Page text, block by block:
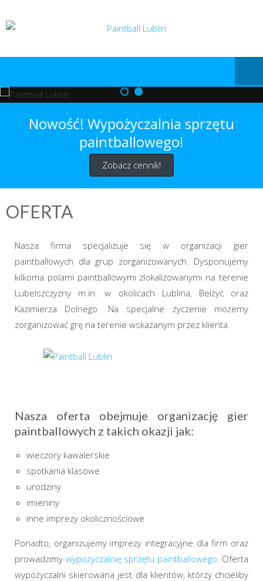
Nowość! Wypożyczalnia sprzętu
paintballowego!
Zobacz cennik!
OFERTA
Nasza firma specjalizuje się w organizacji gier
paintballowych dla grup zorganizowanych. Dysponujemy
kilkoma polami paintballowymi zlokalizowanymi na terenie
Lubelszczyzny m.in. w okolicach Lublina, Bełżyc oraz
Kazimierza Dolnego. Na specjalne życzenie możemy
zorganizować grę na terenie wskazanym przez klienta.
Nasza oferta obejmuje organizację gier
paintballowych z takich okazji jak:
wieczory kawalerskie
spotkania klasowe
urodziny
imieniny
inne imprezy okolicznościowe
Ponadto, organizujemy imprezy integracyjne dla firm oraz
prowadzimy wypożyczalnię sprzętu paintballowego. Oferta
wypożyczalni skierowana jest dla klientów, którzy chcieliby